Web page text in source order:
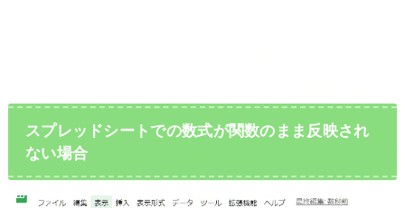
スプレッドシートでの数式が関数のまま反映され
ない場合